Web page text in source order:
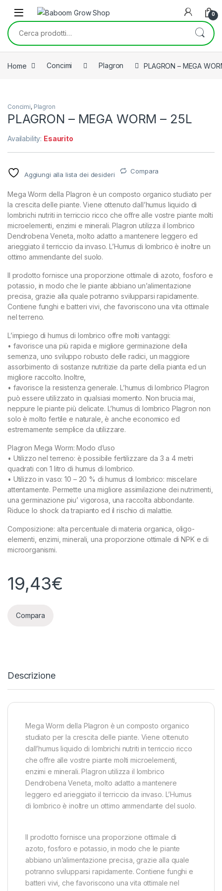
Skip to navigation
Skip to content
0
Cerca:
Home Concimi Plagron PLAGRON – MEGA
Concimi, Plagron
PLAGRON – MEGA WORM – 25L
Availability: Esaurito
Aggiungi alla lista dei desideri Compara
Mega Worm della Plagron è un composto organico studiato per
la crescita delle piante. Viene ottenuto dall’humus liquido di
lombrichi nutriti in terriccio ricco che offre alle vostre piante molti
microelementi, enzimi e minerali. Plagron utilizza il lombrico
Dendrobena Veneta, molto adatto a mantenere leggero ed
arieggiato il terriccio da invaso. L’Humus di lombrico è inoltre un
ottimo ammendante del suolo.
Il prodotto fornisce una proporzione ottimale di azoto, fosforo e
potassio, in modo che le piante abbiano un’alimentazione
precisa, grazie alla quale potranno svilupparsi rapidamente.
Contiene funghi e batteri vivi, che favoriscono una vita ottimale
nel terreno.
L’impiego di humus di lombrico offre molti vantaggi:
• favorisce una più rapida e migliore germinazione della
semenza, uno sviluppo robusto delle radici, un maggiore
assorbimento di sostanze nutritizie da parte della pianta ed un
migliore raccolto. Inoltre,
• favorisce la resistenza generale. L’humus di lombrico Plagron
può essere utilizzato in qualsiasi momento. Non brucia mai,
neppure le piante più delicate. L’humus di lombrico Plagron non
solo è molto fertile e naturale, è anche economico ed
estremamente semplice da utilizzare.
Plagron Mega Worm: Modo d’uso
• Utilizzo nel terreno: è possibile fertilizzare da 3 a 4 metri
quadrati con 1 litro di humus di lombrico.
• Utilizzo in vaso: 10 – 20 % di humus di lombrico: miscelare
attentamente. Permette una migliore assimilazione dei nutrimenti,
una germinazione piu’ vigorosa, una raccolta abbondante.
Riduce lo shock da trapianto ed il rischio di malattie.
Composizione: alta percentuale di materia organica, oligo-
elementi, enzimi, minerali, una proporzione ottimale di NPK e di
microorganismi.
19,43€
Compara
Descrizione
Mega Worm della Plagron è un composto organico
studiato per la crescita delle piante. Viene ottenuto
dall’humus liquido di lombrichi nutriti in terriccio ricco
che offre alle vostre piante molti microelementi,
enzimi e minerali. Plagron utilizza il lombrico
Dendrobena Veneta, molto adatto a mantenere
leggero ed arieggiato il terriccio da invaso. L’Humus
di lombrico è inoltre un ottimo ammendante del suolo.
Il prodotto fornisce una proporzione ottimale di
azoto, fosforo e potassio, in modo che le piante
abbiano un’alimentazione precisa, grazie alla quale
potranno svilupparsi rapidamente. Contiene funghi e
batteri vivi, che favoriscono una vita ottimale nel